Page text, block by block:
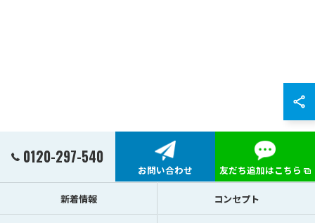
0120-297-540
お問い合わせ 友だち追加はこちら
新着情報 コンセプト